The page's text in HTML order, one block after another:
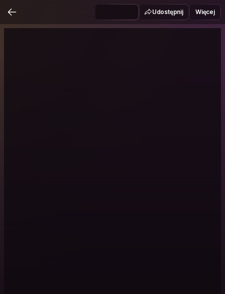
Udostępnij Więcej